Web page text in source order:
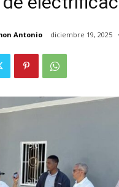
Antonio diciembre 19, 2025